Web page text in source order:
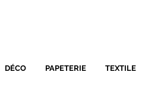
DÉCO PAPETERIE TEXTILE